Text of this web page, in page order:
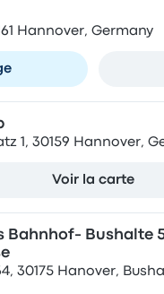
Hannover, Germany
1, 30159 Hannover,
Voir la carte
Bahnhof- Bushalte
30175 Hanover,